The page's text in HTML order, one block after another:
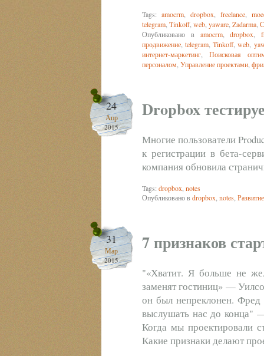
Tags: amocrm, dropbox freelance,
telegram Tinkoff, web yaware Zadarma
Опубликовано в amocrm,dropbox
продвижение ,telegram ,Tinkoff,web
интернет-маркетинг
Поисковая
персоналом Управление проектами
24
Апр
2015
Dropbox
Многие пользователи
к регистрации в бета-
компания обновила
Tags: dropbox notes
Опубликовано вdropbox notes
31
Мар
2015
7 признаков
"«Хватит. Я больше не
заменят гостиниц» —
он был непреклонен. Фред
выслушать нас до конца"
Когда мы проектировали
Какие признаки делают